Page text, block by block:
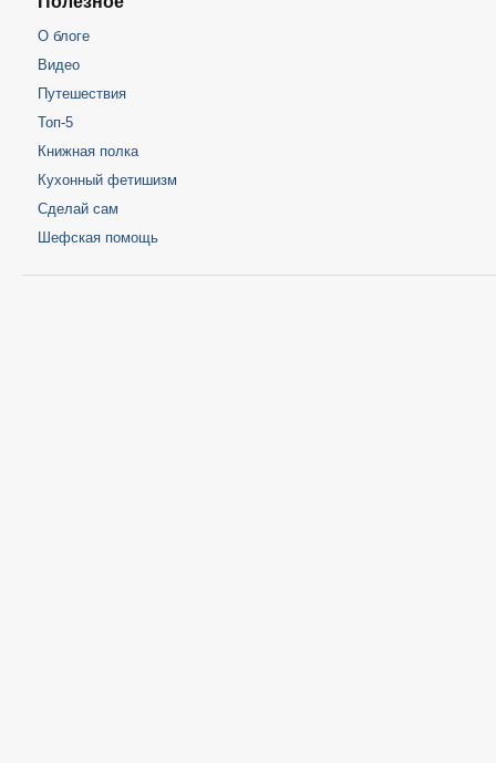
О блоге
Видео
Путешествия
Топ-5
Книжная полка
Кухонный фетишизм
Сделай сам
Шефская помощь